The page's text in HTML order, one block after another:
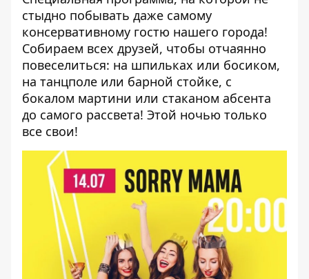
стыдно побывать даже самому
консервативному гостю нашего города!
Собираем всех друзей, чтобы отчаянно
повеселиться: на шпильках или босиком,
на танцполе или барной стойке, с
бокалом мартини или стаканом абсента
до самого рассвета! Этой ночью только
все свои!